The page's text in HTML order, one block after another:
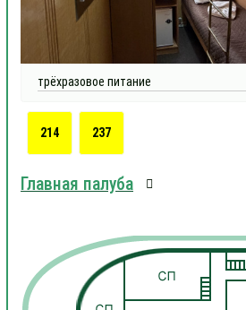
трёхразовое питание
214 237
Главная палуба